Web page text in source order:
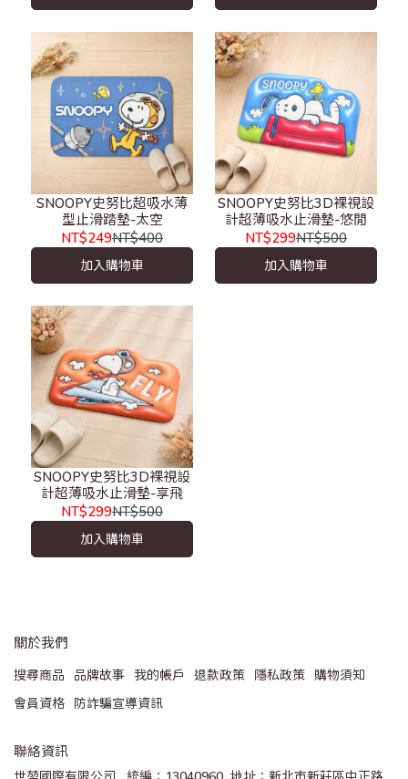
SNOOPY史努比超吸水薄
型止滑踏墊-太空
NT$249NT$400
加入購物車
SNOOPY史努比3D裸視設
計超薄吸水止滑墊-悠閒
NT$299NT$500
加入購物車
SNOOPY史努比3D裸視設
計超薄吸水止滑墊-享飛
NT$299NT$500
加入購物車
關於我們
搜尋商品 品牌故事 我的帳戶 退款政策 隱私政策
購物須知
會員資格
防詐騙宣導資訊
聯絡資訊
世堃國際有限公司   統編：13040960  地址：新北市新莊區中正路